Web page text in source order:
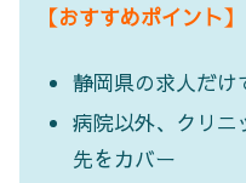
【おすすめポイント】
静岡県の求人だけ
病院以外、クリ
先をカバー